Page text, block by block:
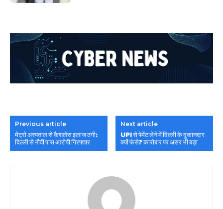
Previous article
मेट्रो अस्पताल से कैशलेस इलाज ठगी:
दिल्ली से नौवीं पास आरोपी गिरफ्तार
Next article
UPI से पेमेंट लेने में दिल्ली के दुकानदार
क्यों फंसे? कारोबार पर असर भी बड़ा